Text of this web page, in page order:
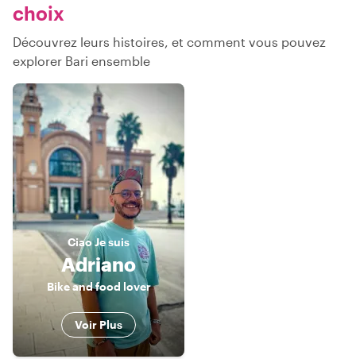
choix
Découvrez leurs histoires, et comment vous pouvez
explorer Bari ensemble
CiaoJe suis
Adriano
Bike and food lover
Voir Plus